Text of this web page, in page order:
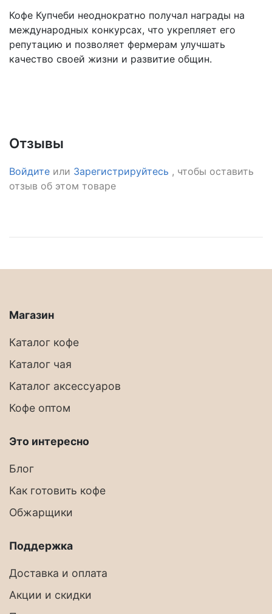
Кофе Купчеби неоднократно получал награды на
международных конкурсах, что укрепляет его
репутацию и позволяет фермерам улучшать
качество своей жизни и развитие общин.
Отзывы
Войдите или Зарегистрируйтесь , чтобы оставить
отзыв об этом товаре
Магазин
Каталог кофе
Каталог чая
Каталог аксессуаров
Кофе оптом
Это интересно
Блог
Как готовить кофе
Обжарщики
Поддержка
Доставка и оплата
Акции и скидки